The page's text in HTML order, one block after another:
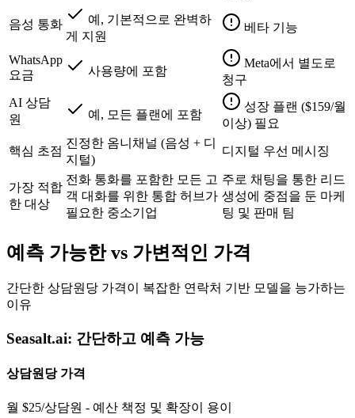
음성 통화
예, 기본적으로 완벽하
게 지원
베타 기능
WhatsApp
요금
사용량에 포함
Meta에서 별도로
청구
AI 상담
원
예, 모든 플랜에 포함
성장 플랜 ($159/월
이상) 필요
핵심 초점
진정한 옴니채널 (음성 + 디
지털)
디지털 우선 메시징
가장 적합
한 대상
전화 통화를 포함한 모든 고
객 대화를 위한 통합 허브가
필요한 중소기업
주로 채팅을 통한 리드
생성에 중점을 둔 마케
팅 및 판매 팀
예측 가능한 vs 가변적인 가격
간단한 상담원당 가격이 복잡한 연락처 기반 모델을 능가하는
이유
Seasalt.ai: 간단하고 예측 가능
상담원당 가격
월 $25/상담원 - 예산 책정 및 확장이 용이